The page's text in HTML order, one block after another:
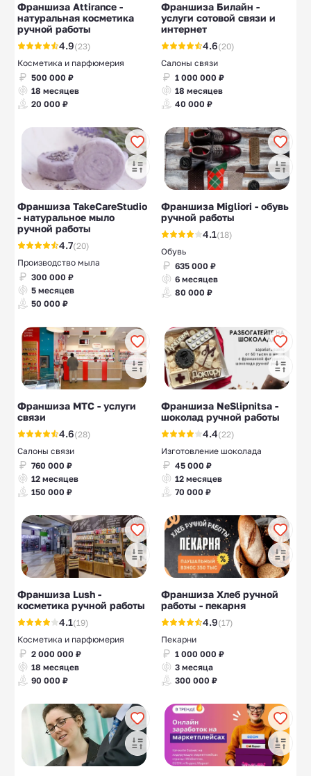
индивидуального
хранения
Франшиза Attirance -
натуральная косметика
ручной работы
4.9(23)
Косметика и парфюмерия
500 000 ₽
18 месяцев
20 000 ₽
Франшиза Билайн -
услуги сотовой связи и
интернет
4.6(20)
Салоны связи
1 000 000 ₽
18 месяцев
40 000 ₽
Франшиза TakeCareStudio
- натуральное мыло
ручной работы
4.7(20)
Производство мыла
300 000 ₽
5 месяцев
50 000 ₽
Франшиза Migliori - обувь
ручной работы
4.1(18)
Обувь
635 000 ₽
6 месяцев
80 000 ₽
Франшиза МТС - услуги
связи
4.6(28)
Салоны связи
760 000 ₽
12 месяцев
150 000 ₽
Франшиза NeSlipnitsa -
шоколад ручной работы
4.4(22)
Изготовление шоколада
45 000 ₽
12 месяцев
70 000 ₽
Франшиза Lush -
косметика ручной работы
4.1(19)
Косметика и парфюмерия
2 000 000 ₽
18 месяцев
90 000 ₽
Франшиза Хлеб ручной
работы - пекарня
4.9(17)
Пекарни
1 000 000 ₽
3 месяца
300 000 ₽